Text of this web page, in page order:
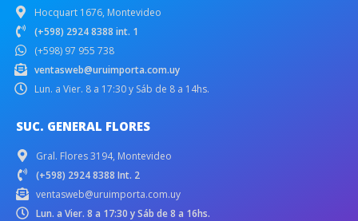
Hocquart 1676, Montevideo
(+598) 2924 8388 int. 1
(+598) 97 955 738
ventasweb@uruimporta.com.uy
Lun. a Vier. 8 a 17:30 y Sáb de 8 a 14hs.
SUC. GENERAL FLORES
Gral. Flores 3194, Montevideo
(+598) 2924 8388 Int. 2
ventasweb@uruimporta.com.uy
Lun. a Vier. 8 a 17:30 y Sáb de 8 a 16hs.